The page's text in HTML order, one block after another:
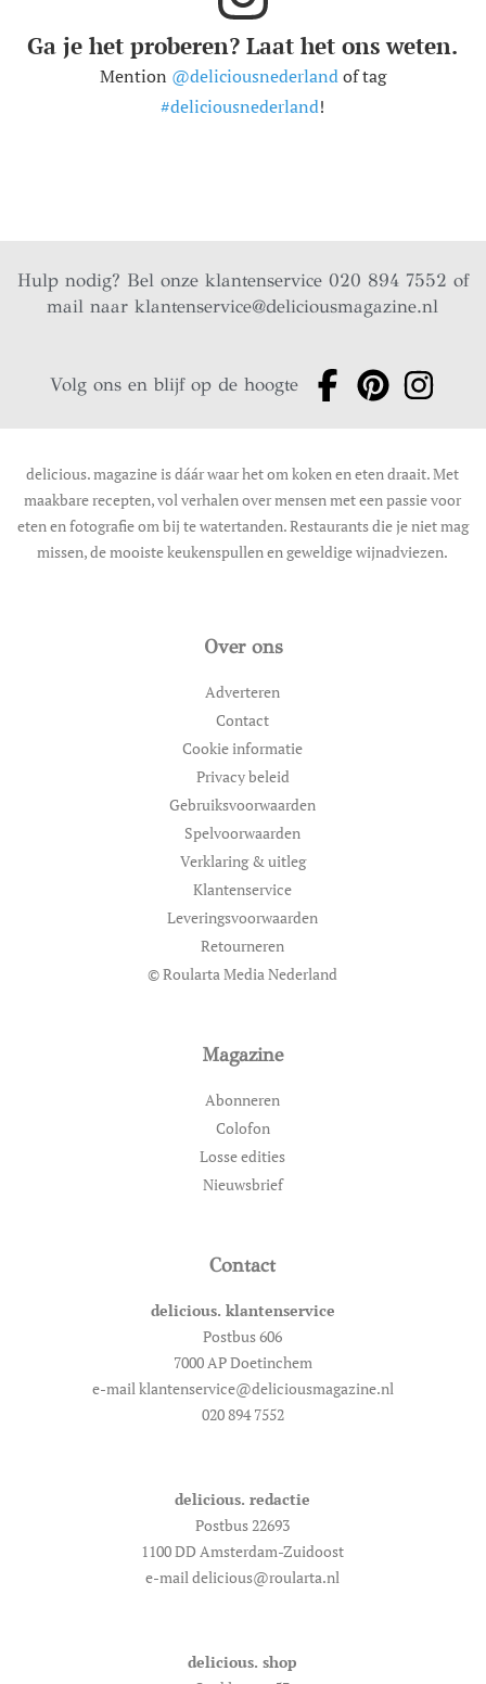
Ga je het proberen? Laat het ons weten.
Mention @deliciousnederlandof tag
#deliciousnederland!
Hulp nodig? Bel onze klantenservice 020 894 7552 of
mail naarklantenservice@deliciousmagazine.nl
Volg ons en blijf op de hoogte
delicious. magazine is dáár waar het om koken en eten draait. Met
maakbare recepten, vol verhalen over mensen met een passie voor
eten en fotografie om bij te watertanden. Restaurants die je niet mag
missen, de mooiste keukenspullen en geweldige wijnadviezen.
Over ons
Adverteren
Contact
Cookie informatie
Privacy beleid
Gebruiksvoorwaarden
Spelvoorwaarden
Verklaring & uitleg
Klantenservice
Leveringsvoorwaarden
Retourneren
© Roularta Media Nederland
Magazine
Abonneren
Colofon
Losse edities
Nieuwsbrief
Contact
delicious. klantenservice
Postbus 606
7000 AP Doetinchem
e-mail klantenservice@deliciousmagazine.nl
020 894 7552
delicious. redactie
Postbus 22693
1100 DD Amsterdam-Zuidoost
e-mail delicious@roularta.nl
delicious. shop